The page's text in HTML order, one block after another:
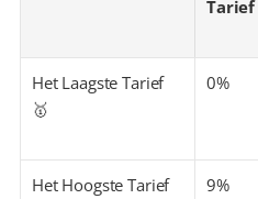
Tarief
Het Laagste Tarief
🥇
0%
Het Hoogste Tarief
9%